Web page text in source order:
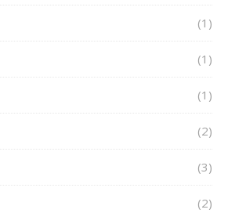
(1)
(1)
(1)
(2)
(3)
(2)